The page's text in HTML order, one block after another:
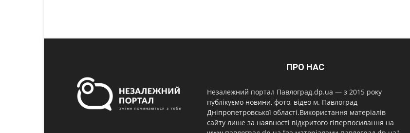
ПРО НАС
Незалежний портал Павлоград.dp.ua — з 2015 року
публікуємо новини, фото, відео м. Павлоград
Дніпропетровської області.Використання матеріалів
сайту лише за наявності відкритого гіперпосилання на